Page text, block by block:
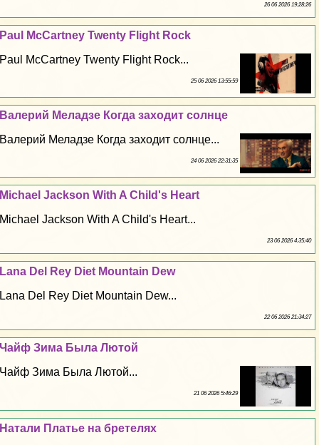
26 06 2026 19:28:26
Paul McCartney Twenty Flight Rock
Paul McCartney Twenty Flight Rock...
25 06 2026 13:55:59
Валерий Меладзе Когда заходит солнце
Валерий Меладзе Когда заходит солнце...
24 06 2026 22:31:35
Michael Jackson With A Child's Heart
Michael Jackson With A Child's Heart...
23 06 2026 4:35:40
Lana Del Rey Diet Mountain Dew
Lana Del Rey Diet Mountain Dew...
22 06 2026 21:34:27
Чайф Зима Была Лютой
Чайф Зима Была Лютой...
21 06 2026 5:46:29
Натали Платье на бретелях